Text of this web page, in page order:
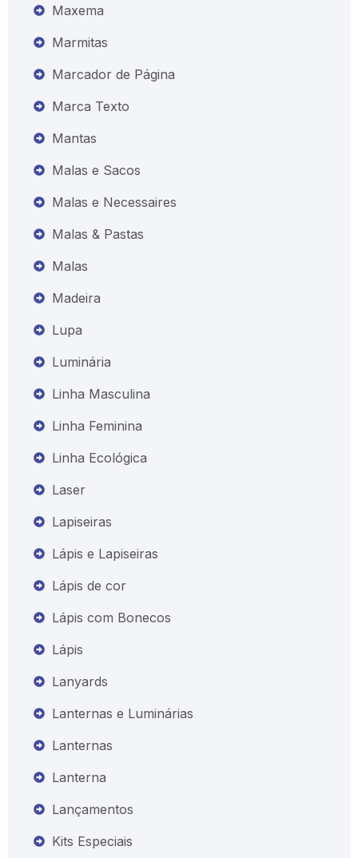
Maxema
Marmitas
Marcador de Página
Marca Texto
Mantas
Malas e Sacos
Malas e Necessaires
Malas & Pastas
Malas
Madeira
Lupa
Luminária
Linha Masculina
Linha Feminina
Linha Ecológica
Laser
Lapiseiras
Lápis e Lapiseiras
Lápis de cor
Lápis com Bonecos
Lápis
Lanyards
Lanternas e Luminárias
Lanternas
Lanterna
Lançamentos
Kits Especiais